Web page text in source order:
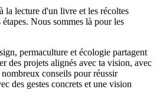
la lecture d'un livre et les récoltes
Nous sommes là pour les
permaculture et écologie partagent
des projets alignés avec ta vision, avec
conseils pour réussir
des gestes concrets et une vision